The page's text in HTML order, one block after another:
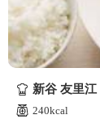
新谷 友里江
240kcal